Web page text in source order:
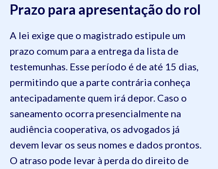
Prazo para apresentação do rol
A lei exige que o magistrado estipule um
prazo comum para a entrega da lista de
testemunhas. Esse período é de até 15 dias,
permitindo que a parte contrária conheça
antecipadamente quem irá depor. Caso o
saneamento ocorra presencialmente na
audiência cooperativa, os advogados já
devem levar os seus nomes e dados prontos.
O atraso pode levar à perda do direito de